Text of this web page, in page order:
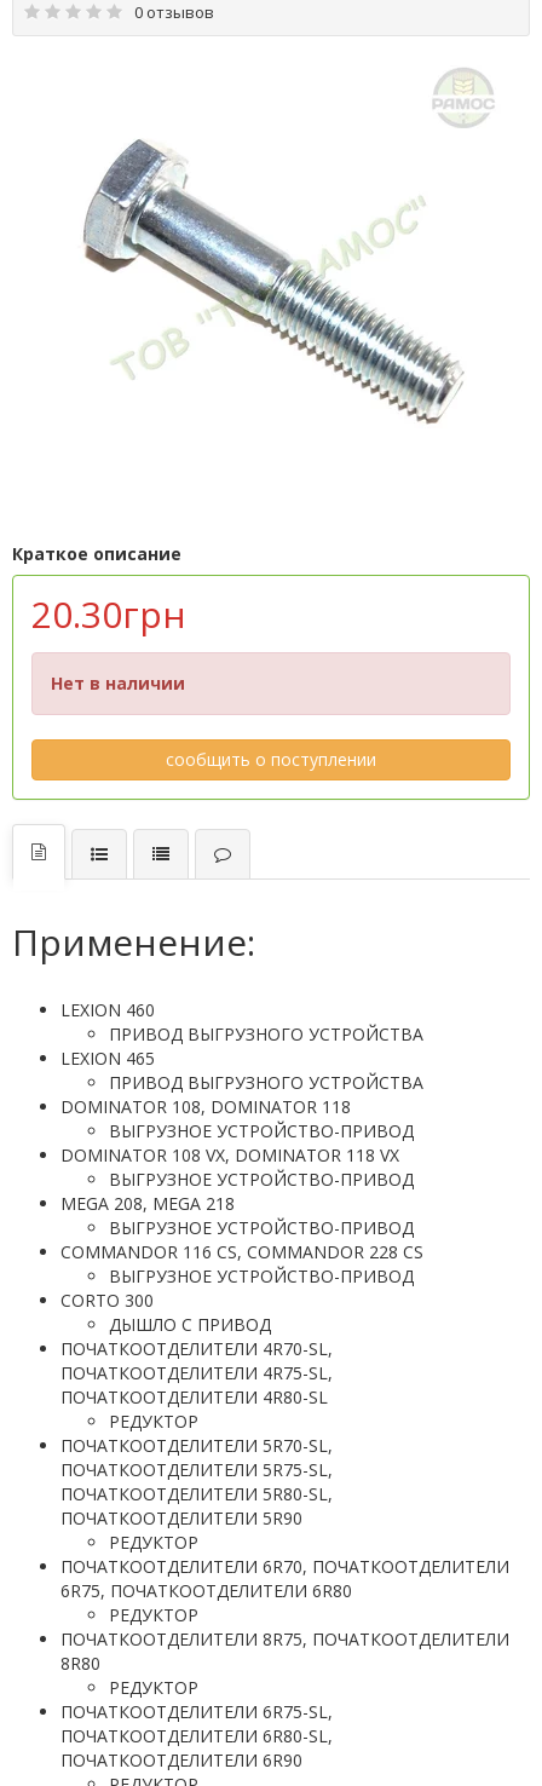
0 отзывов
Краткое описание
20.30грн
Нет в наличии
сообщить о поступлении
Применение:
LEXION 460
ПРИВОД ВЫГРУЗНОГО УСТРОЙСТВА
LEXION 465
ПРИВОД ВЫГРУЗНОГО УСТРОЙСТВА
DOMINATOR 108, DOMINATOR 118
ВЫГРУЗНОЕ УСТРОЙСТВО-ПРИВОД
DOMINATOR 108 VX, DOMINATOR 118 VX
ВЫГРУЗНОЕ УСТРОЙСТВО-ПРИВОД
MEGA 208, MEGA 218
ВЫГРУЗНОЕ УСТРОЙСТВО-ПРИВОД
COMMANDOR 116 CS, COMMANDOR 228 CS
ВЫГРУЗНОЕ УСТРОЙСТВО-ПРИВОД
CORTO 300
ДЫШЛО С ПРИВОД
ПОЧАТКООТДЕЛИТЕЛИ 4R70-SL,
ПОЧАТКООТДЕЛИТЕЛИ 4R75-SL,
ПОЧАТКООТДЕЛИТЕЛИ 4R80-SL
РЕДУКТОР
ПОЧАТКООТДЕЛИТЕЛИ 5R70-SL,
ПОЧАТКООТДЕЛИТЕЛИ 5R75-SL,
ПОЧАТКООТДЕЛИТЕЛИ 5R80-SL,
ПОЧАТКООТДЕЛИТЕЛИ 5R90
РЕДУКТОР
ПОЧАТКООТДЕЛИТЕЛИ 6R70, ПОЧАТКООТДЕЛИТЕЛИ
6R75, ПОЧАТКООТДЕЛИТЕЛИ 6R80
РЕДУКТОР
ПОЧАТКООТДЕЛИТЕЛИ 8R75, ПОЧАТКООТДЕЛИТЕЛИ
8R80
РЕДУКТОР
ПОЧАТКООТДЕЛИТЕЛИ 6R75-SL,
ПОЧАТКООТДЕЛИТЕЛИ 6R80-SL,
ПОЧАТКООТДЕЛИТЕЛИ 6R90